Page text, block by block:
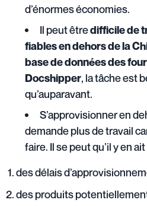
d’énormes économies.
Il peut êtredifficile de
fiables en dehors de la
base de données des
Docshipper, la tâche est
qu’auparavant.
S’approvisionner en
demande plus de travail
faire. Il se peut qu’il y en ait
des délais
des produits